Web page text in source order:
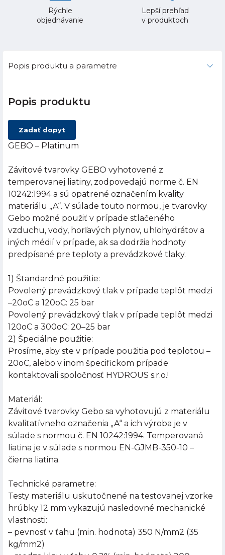
Rýchle
objednávanie
Lepší prehľad
v produktoch
Popis produktu a parametre
Popis produktu
Zadať dopyt
GEBO – Platinum
Závitové tvarovky GEBO vyhotovené z
temperovanej liatiny, zodpovedajú norme č. EN
10242:1994 a sú opatrené označením kvality
materiálu „A“. V súlade touto normou, je tvarovky
Gebo možné použiť v prípade stlačeného
vzduchu, vody, horľavých plynov, uhľohydrátov a
iných médií v prípade, ak sa dodržia hodnoty
predpísané pre teploty a prevádzkové tlaky.
1) Štandardné použitie:
Povolený prevádzkový tlak v prípade teplôt medzi
–20oC a 120oC: 25 bar
Povolený prevádzkový tlak v prípade teplôt medzi
120oC a 300oC: 20–25 bar
2) Špeciálne použitie:
Prosíme, aby ste v prípade použitia pod teplotou –
20oC, alebo v inom špecifickom prípade
kontaktovali spoločnosť HYDROUS s.r.o.!
Materiál:
Závitové tvarovky Gebo sa vyhotovujú z materiálu
kvalitatívneho označenia „A“ a ich výroba je v
súlade s normou č. EN 10242:1994. Temperovaná
liatina je v súlade s normou EN-GJMB-350-10 –
čierna liatina.
Technické parametre:
Testy materiálu uskutočnené na testovanej vzorke
hrúbky 12 mm vykazujú nasledovné mechanické
vlastnosti:
– pevnosť v ťahu (min. hodnota) 350 N/mm2 (35
kg/mm2)